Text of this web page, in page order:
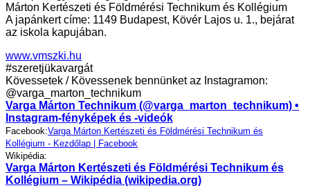
Márton Kertészeti és Földmérési Technikum és Kollégium
A japánkert címe: 1149 Budapest, Kövér Lajos u. 1., bejárat
az iskola kapujában.
www.vmszki.hu
#szeretjükavargát
Kövessetek / Kövessenek bennünket az Instagramon:
@varga_marton_technikum
Varga Márton Technikum (@varga_marton_technikum) •
Instagram-fényképek és -videók
Facebook:Varga Márton Kertészeti és Földmérési Technikum és
Kollégium - Kezdőlap | Facebook
Wikipédia:
Varga Márton Kertészeti és Földmérési Technikum és
Kollégium – Wikipédia (wikipedia.org)